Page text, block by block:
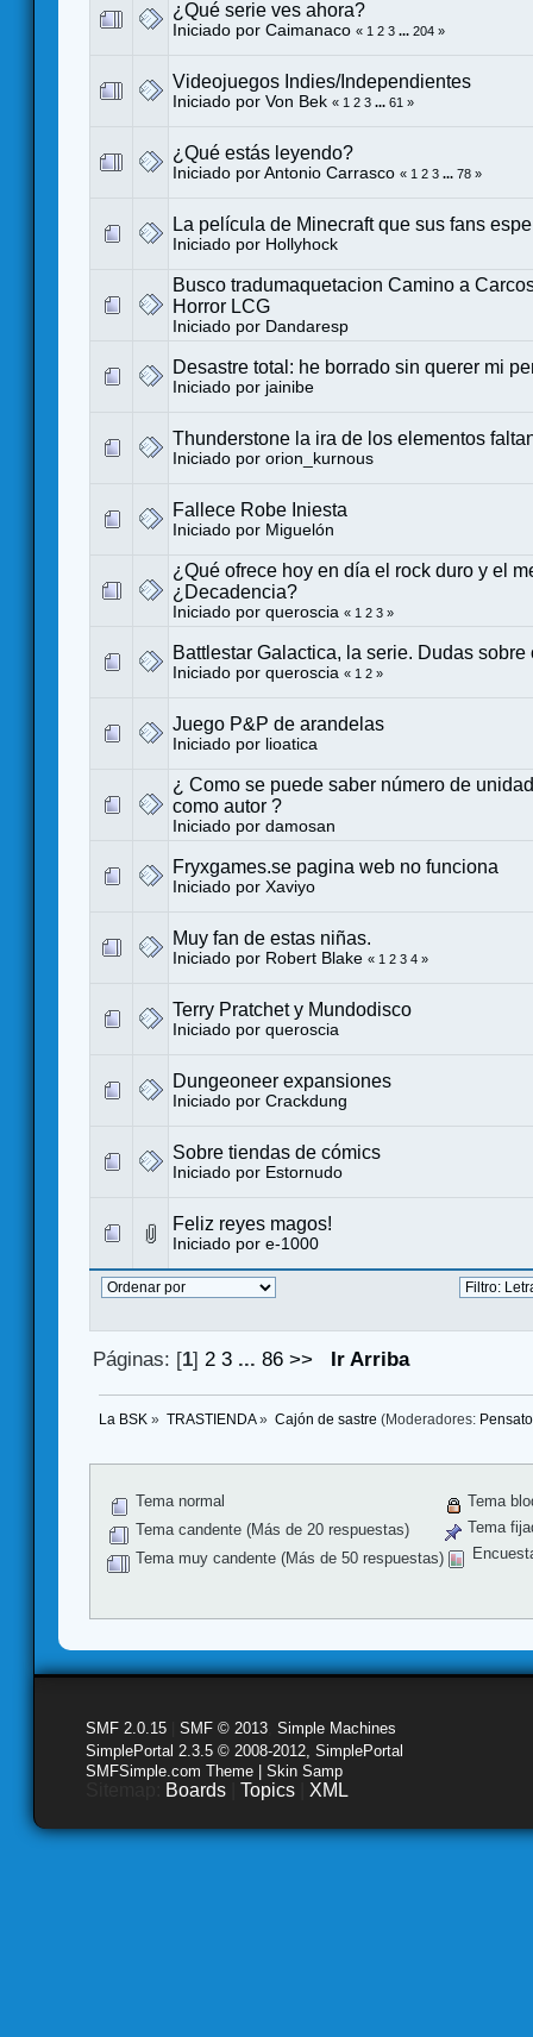
¿Qué serie ves ahora?
Iniciado por Caimanaco « 1 2 3 ... 204 »
Videojuegos Indies/Independientes
Iniciado por Von Bek « 1 2 3 ... 61 »
¿Qué estás leyendo?
Iniciado por Antonio Carrasco « 1 2 3 ... 78 »
La película de Minecraft que sus fans
Iniciado por Hollyhock
Busco tradumaquetacion Camino a
Horror LCG
Iniciado por Dandaresp
Desastre total: he borrado sin querer mi
Iniciado por jainibe
Thunderstone la ira de los elementos
Iniciado por orion_kurnous
Fallece Robe Iniesta
Iniciado por Miguelón
¿Qué ofrece hoy en día el rock duro y el
¿Decadencia?
Iniciado por queroscia « 1 2 3 »
Battlestar Galactica, la serie. Dudas sobre
Iniciado por queroscia « 1 2 »
Juego P&P de arandelas
Iniciado por lioatica
¿ Como se puede saber número de
como autor ?
Iniciado por damosan
Fryxgames.se pagina web no funciona
Iniciado por Xaviyo
Muy fan de estas niñas.
Iniciado por Robert Blake « 1 2 3 4 »
Terry Pratchet y Mundodisco
Iniciado por queroscia
Dungeoneer expansiones
Iniciado por Crackdung
Sobre tiendas de cómics
Iniciado por Estornudo
Feliz reyes magos!
Iniciado por e-1000
Páginas: [1] 2 3 ...86 >> Ir Arriba
La BSK » TRASTIENDA» Cajón de sastre (Moderadores:
Tema normal
Tema candente (Más de 20 respuestas)
Tema muy candente (Más de 50 respuestas)
Tema
Tema
SMF 2.0.15 SMF © 2013 Simple Machines
SimplePortal 2.3.5 © 2008-2012, SimplePortal
SMFSimple.com Theme | Skin Samp
Boards Topics XML